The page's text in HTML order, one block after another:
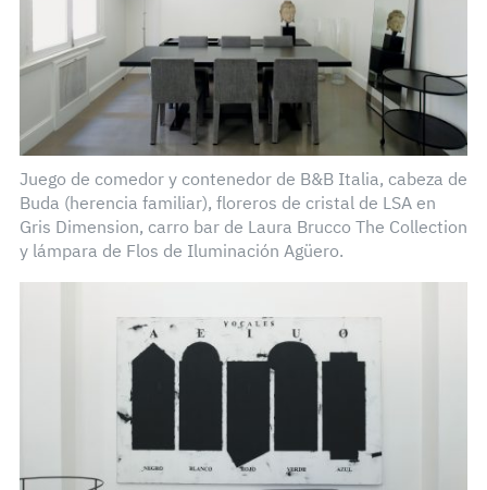
Juego de comedor y contenedor de B&B Italia, cabeza de
Buda (herencia familiar), floreros de cristal de LSA en
Gris Dimension, carro bar de Laura Brucco The Collection
y lámpara de Flos de Iluminación Agüero.